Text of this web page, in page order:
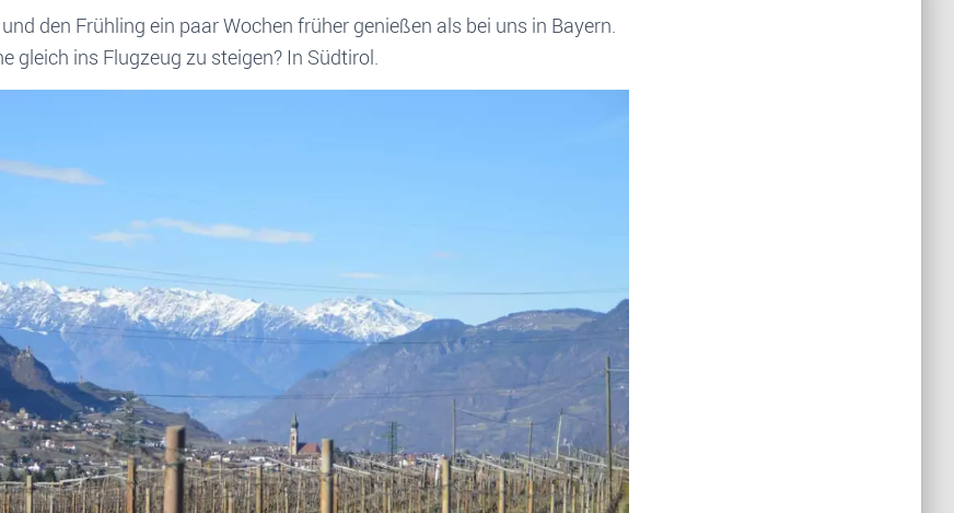
den Frühling ein paar Wochen früher genießen als bei uns in Bayern.
gleich ins Flugzeug zu steigen? In Südtirol.